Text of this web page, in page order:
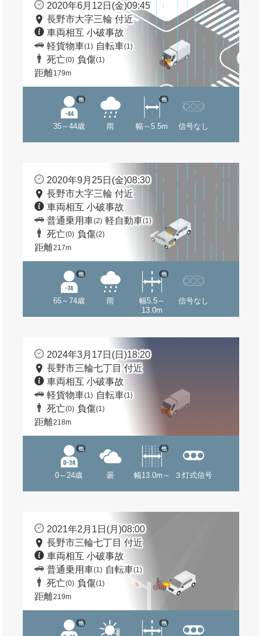
2020年6月12日(金)09:45
長野市大字三輪 付近
車両相互 小破事故
軽貨物車(1) 自転車(1)
死亡(0) 負傷(1)
距離179m
35～44歳
他
雨 幅～5.5m
他
信号なし
2020年9月25日(金)08:30
長野市大字三輪 付近
車両相互 小破事故
普通乗用車(2) 軽自動車(1)
死亡(0) 負傷(2)
距離217m
65～74歳
他
雨
幅5.5～
13.0m
他
信号なし
2024年3月17日(日)18:20
長野市三輪七丁目 付近
車両相互 小破事故
軽貨物車(1) 自転車(1)
死亡(0) 負傷(1)
距離218m
0～24歳
他
曇 幅13.0m～
他
３灯式信号
2021年2月1日(月)08:00
長野市三輪七丁目 付近
車両相互 小破事故
普通乗用車(1) 自転車(1)
死亡(0) 負傷(1)
距離219m
他 他